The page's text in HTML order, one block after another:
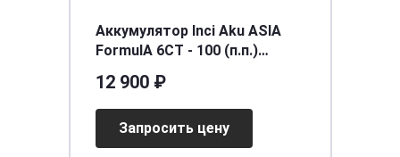
Аккумулятор Inci Aku ASIA
FormulА 6СТ - 100 (п.п.)
12 900 ₽
Запросить цену